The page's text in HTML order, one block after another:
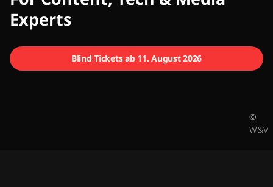
Experts
Blind Tickets ab 11. August 2026
©
W&V